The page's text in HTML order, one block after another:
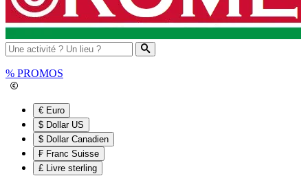
% PROMOS
€ Euro
$ Dollar US
$ Dollar Canadien
₣ Franc Suisse
£ Livre sterling